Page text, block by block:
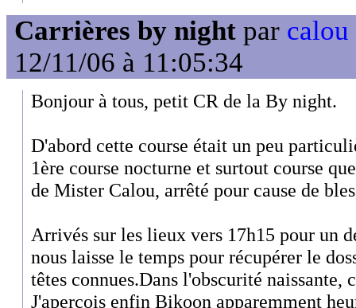
Carrières by night par calou
12/11/06 à 11:05:34
Bonjour à tous, petit CR de la By night.
D'abord cette course était un peu
1ère course nocturne et surtout course
de Mister Calou, arrêté pour cause de
Arrivés sur les lieux vers 17h15 pour un
nous laisse le temps pour récupérer le
têtes connues.Dans l'obscurité naissante,
J'aperçois enfin Bikoon apparemment